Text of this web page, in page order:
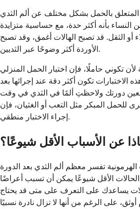
المتعلق بالحمل بشكل مختلف عن ألم الثدي
النساء بأنه أكثر حدة، مع حساسية متزايدة
أو الثقل. قد تصبح الهالات أغمق، وقد تصبح
الأوردة أكثر وضوحًا عبر الثديين.
تكوني حاملًا، فإن اختبار الحمل المنزلي
الاختبارات تكون أكثر دقة عند إجرائها بعد
دورتك ولاحظتِ ألمًا في الثدي في وقت
للحمل المبكر مثل التعب أو الغثيان، فإن
إجراء الاختبار منطقي.
عن الأسباب الأقل شيوعًا؟
تفسر معظم ألم الثدي بعد الدورة
الحالات الأقل شيوعًا يمكن أن تسبب أعراضًا
يساعدك على التعرف على متى قد يحتاج